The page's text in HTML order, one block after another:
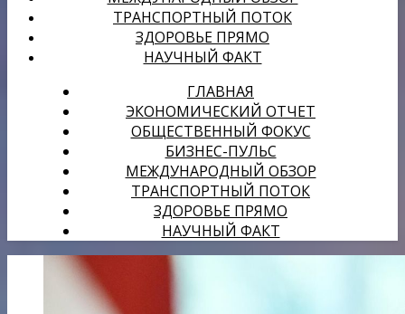
ТРАНСПОРТНЫЙ ПОТОК
ЗДОРОВЬЕ ПРЯМО
НАУЧНЫЙ ФАКТ
ГЛАВНАЯ
ЭКОНОМИЧЕСКИЙ ОТЧЕТ
ОБЩЕСТВЕННЫЙ ФОКУС
БИЗНЕС-ПУЛЬС
МЕЖДУНАРОДНЫЙ ОБЗОР
ТРАНСПОРТНЫЙ ПОТОК
ЗДОРОВЬЕ ПРЯМО
НАУЧНЫЙ ФАКТ